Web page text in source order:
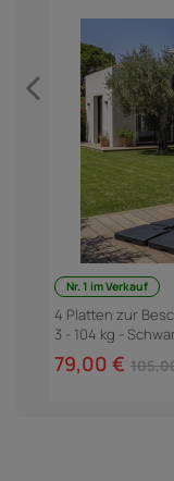
Nr. 1 im Verkauf
4 Platten zur
3 - 104 kg -
79,00 €